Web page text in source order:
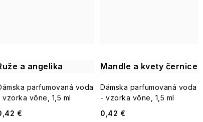
a angelika
parfumovaná voda
vzorka vône, 1,5 ml
€
Mandle a kvety černice
Dámska parfumovaná voda
- vzorka vône, 1,5 ml
0,42 €